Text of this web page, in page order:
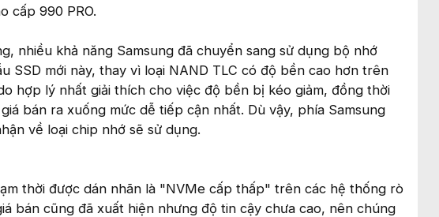
cấp 990 PRO.
nhiều khả năng Samsung đã chuyển sang sử dụng bộ nhớ
SSD mới này, thay vì loại NAND TLC có độ bền cao hơn trên
hợp lý nhất giải thích cho việc độ bền bị kéo giảm, đồng thời
bán ra xuống mức dễ tiếp cận nhất. Dù vậy, phía Samsung
về loại chip nhớ sẽ sử dụng.
thời được dán nhãn là "NVMe cấp thấp" trên các hệ thống rò
bán cũng đã xuất hiện nhưng độ tin cậy chưa cao, nên chúng